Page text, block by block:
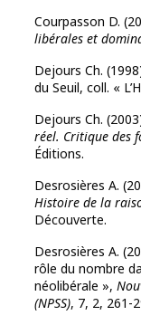
Courpasson D.
libérales et
Dejours Ch.
du Seuil, coll. «
Dejours Ch.
réel. Critique des
Éditions.
Desrosières A.
Histoire de la
Découverte.
Desrosières A.
rôle du nombre
néolibérale »,
(NPSS), 7, 2, 261-